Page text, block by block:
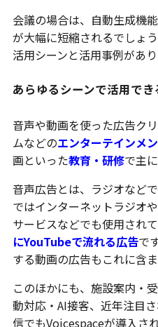
会議の場合は、自動生成機
が大幅に短縮されるでしょ
活用シーンと活用事例があり
あらゆるシーンで活用でき
音声や動画を使った広告ク
ムなどのエンターテインメ
画といった教育・研修で主
音声広告とは、ラジオなど
ではインターネットラジオ
サービスなどでも使用され
にYouTubeで流れる広告で
する動画の広告もこれに含ま
このほかにも、施設案内・
動対応・AI接客、近年注目
信でもVoicespaceが導入され